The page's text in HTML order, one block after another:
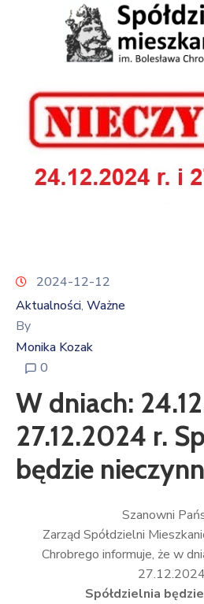
2024-12-12
Aktualności‚ Ważne
By
Monika Kozak
0
W dniach:
27.12.2024 r.
będzie
Szanowni
Zarząd Spółdzielni
Chrobrego informuje, że w
Spółdzielnia